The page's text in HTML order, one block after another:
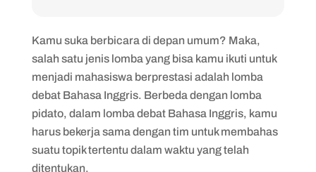
dalam Bahasa Inggris
6. Berlatih speaking
Kamu suka berbicara di depan umum? Maka,
salah satu jenis lomba yang bisa kamu ikuti untuk
menjadi mahasiswa berprestasi adalah lomba
debat Bahasa Inggris. Berbeda dengan lomba
pidato, dalam lomba debat Bahasa Inggris, kamu
harus bekerja sama dengan tim untuk membahas
suatu topik tertentu dalam waktu yang telah
ditentukan.